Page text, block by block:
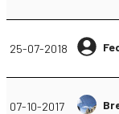
25-07-2018
07-10-2017